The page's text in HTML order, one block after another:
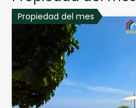
Propiedad del mes